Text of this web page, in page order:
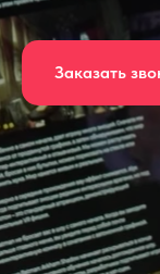
Заказать